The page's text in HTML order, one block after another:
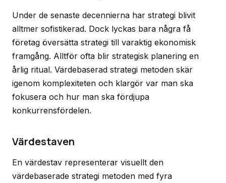
Under de senaste decennierna har strategi blivit
alltmer sofistikerad. Dock lyckas bara några få
företag översätta strategi till varaktig ekonomisk
framgång. Alltför ofta blir strategisk planering en
årlig ritual. Värdebaserad strategi metoden skär
igenom komplexiteten och klargör var man ska
fokusera och hur man ska fördjupa
konkurrensfördelen.
Värdestaven
En värdestav representerar visuellt den
värdebaserade strategi metoden med fyra